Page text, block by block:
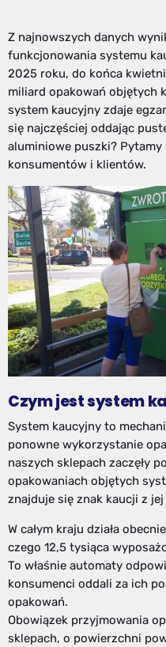
Z najnowszych danych
funkcjonowania systemu
2025 roku, do końca
miliard opakowań objętych
system kaucyjny zdaje
się najczęściej oddając
aluminiowe puszki?
konsumentów i klientów.
Czym jest system
System kaucyjny to
ponowne wykorzystanie
naszych sklepach zaczęły
opakowaniach objętych
znajduje się znak kaucji z
W całym kraju działa
czego 12,5 tysiąca
To właśnie automaty
konsumenci oddali za ich
opakowań.
Obowiązek przyjmowania
sklepach, o powierzchni